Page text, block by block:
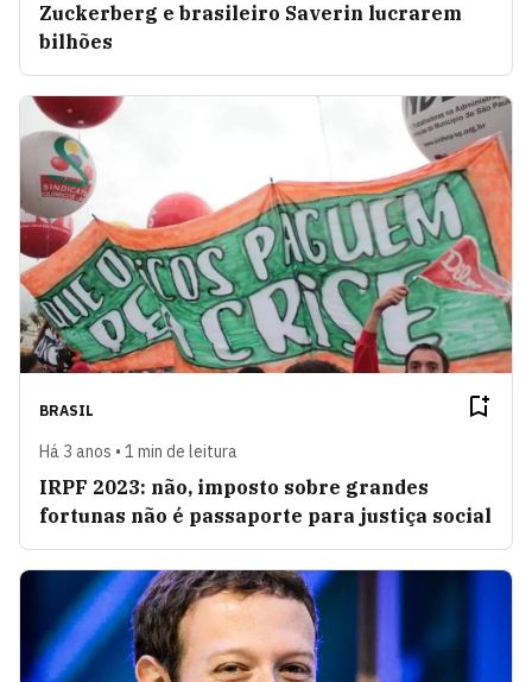
Zuckerberg e brasileiro Saverin lucrarem
bilhões
BRASIL
Há 3 anos • 1 min de leitura
IRPF 2023: não, imposto sobre grandes
fortunas não é passaporte para justiça social